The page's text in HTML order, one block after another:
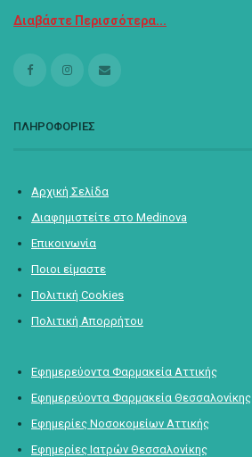
Διαβάστε Περισσότερα...
ΠΛΗΡΟΦΟΡΙΕΣ
Αρχική Σελίδα
Διαφημιστείτε στο Medinova
Επικοινωνία
Ποιοι είμαστε
Πολιτική Cookies
Πολιτική Απορρήτου
Εφημερεύοντα Φαρμακεία Αττικής
Εφημερεύοντα Φαρμακεία Θεσσαλονίκης
Εφημερίες Νοσοκομείων Αττικής
Εφημερίες Ιατρών Θεσσαλονίκης